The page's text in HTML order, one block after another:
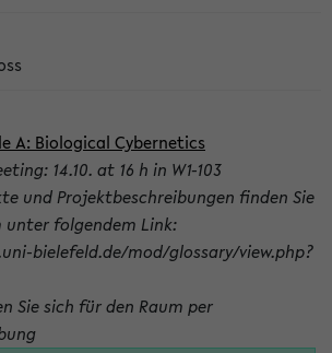
A: Biological Cybernetics
14.10. at 16 h in W1-103
und Projektbeschreibungen finden Sie
unter folgendem Link:
bielefeld.de/mod/glossary/view.php?
Sie sich für den Raum per